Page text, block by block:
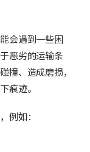
会遇到一些困
恶劣的运输条
撞、造成磨损，
痕迹。
例如：